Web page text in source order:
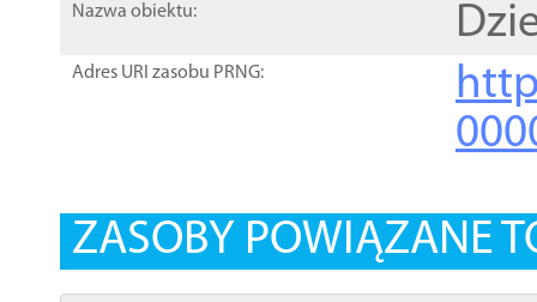
Nazwa obiektu:
Adres URI zasobu PRNG:
ZASOBY POWIĄZANE